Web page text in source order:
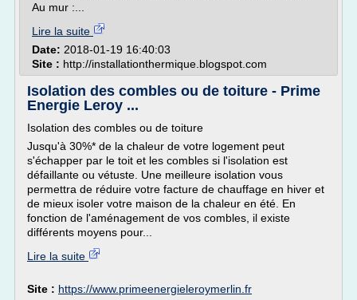
Au mur :...
Lire la suite
Date: 2018-01-19 16:40:03
Site : http://installationthermique.blogspot.com
Isolation des combles ou de toiture - Prime
Energie Leroy ...
Isolation des combles ou de toiture
Jusqu'à 30%* de la chaleur de votre logement peut
s'échapper par le toit et les combles si l'isolation est
défaillante ou vétuste. Une meilleure isolation vous
permettra de réduire votre facture de chauffage en hiver et
de mieux isoler votre maison de la chaleur en été. En
fonction de l'aménagement de vos combles, il existe
différents moyens pour...
Lire la suite
Site : https://www.primeenergieleroymerlin.fr